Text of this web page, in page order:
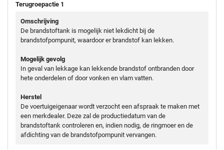
Terugroepactie 1
Omschrijving
De brandstoftank is mogelijk niet lekdicht bij de
brandstofpompunit, waardoor er brandstof kan lekken.
Mogelijk gevolg
In geval van lekkage kan lekkende brandstof ontbranden door
hete onderdelen of door vonken en vlam vatten.
Herstel
De voertuigeigenaar wordt verzocht een afspraak te maken met
een merkdealer. Deze zal de productiedatum van de
brandstoftank controleren en, indien nodig, de ringmoer en de
afdichting van de brandstofpompunit vervangen.